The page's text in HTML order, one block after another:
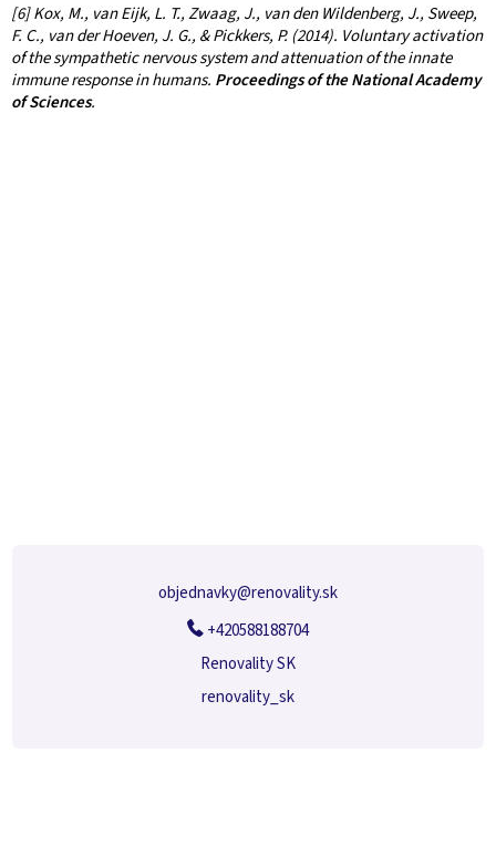
[6] Kox, M., van Eijk, L. T., Zwaag, J., van den Wildenberg, J., Sweep,
F. C., van der Hoeven, J. G., & Pickkers, P. (2014). Voluntary activation
of the sympathetic nervous system and attenuation of the innate
immune response in humans. Proceedings of the National Academy
of Sciences.
objednavky@renovality.sk
+420588188704
Renovality SK
renovality_sk